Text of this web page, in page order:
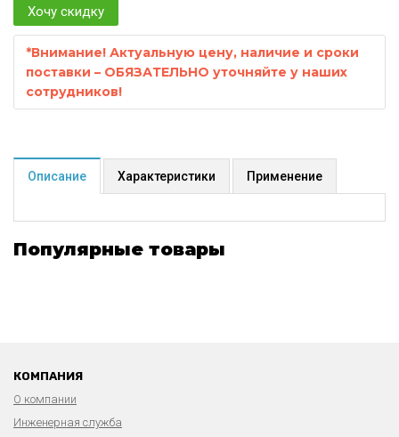
Хочу скидку
*Внимание! Актуальную цену, наличие и сроки
поставки – ОБЯЗАТЕЛЬНО уточняйте у наших
сотрудников!
Описание Характеристики Применение
Популярные товары
КОМПАНИЯ
О компании
Инженерная служба